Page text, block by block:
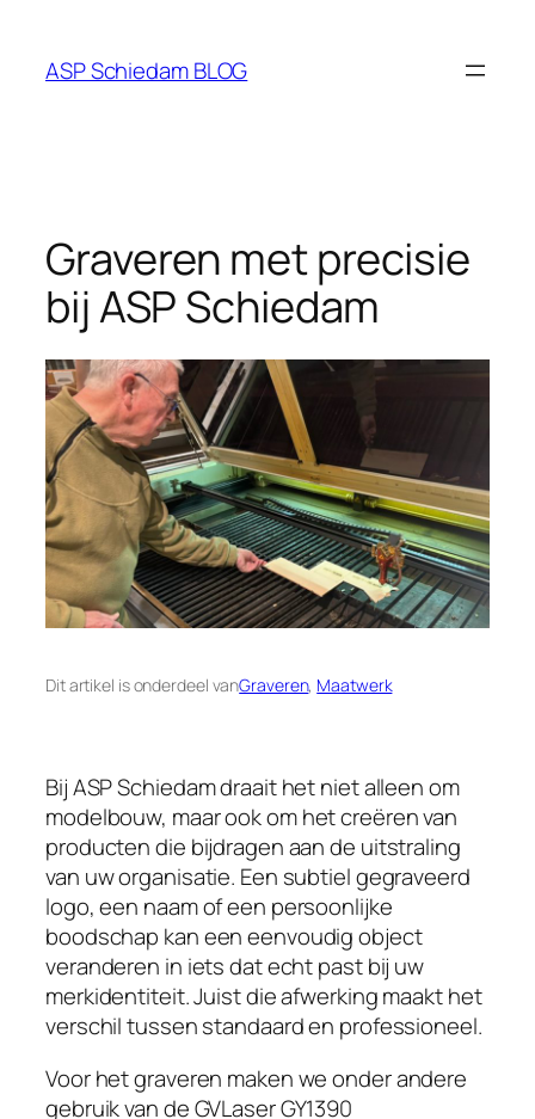
ASP Schiedam BLOG
Graveren met precisie
bij ASP Schiedam
Dit artikel is onderdeel vanGraveren, Maatwerk
Bij ASP Schiedam draait het niet alleen om
modelbouw, maar ook om het creëren van
producten die bijdragen aan de uitstraling
van uw organisatie. Een subtiel gegraveerd
logo, een naam of een persoonlijke
boodschap kan een eenvoudig object
veranderen in iets dat echt past bij uw
merkidentiteit. Juist die afwerking maakt het
verschil tussen standaard en professioneel.
Voor het graveren maken we onder andere
gebruik van de GVLaser GY1390